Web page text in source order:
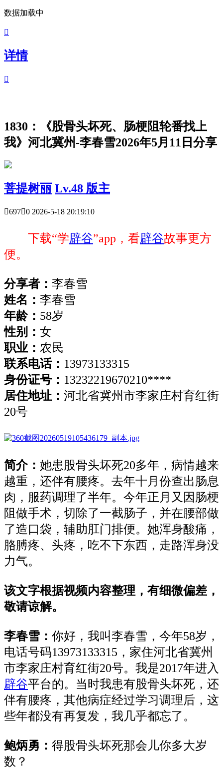
数据加载中

详情

1830：《股骨头坏死、肠梗阻轮番找上
我》河北冀州-李春雪2026年5月11日分享
菩提树丽 Lv.48 版主
6970 2026-5-18 20:19:10
下载“学辟谷”app，看辟谷故事更方
便。
分享者： 李春雪
姓名： 李春雪
年龄： 58岁
性别： 女
职业： 农民
联系电话： 13973133315
身份证号： 13232219670210****
居住地址： 河北省冀州市李家庄村育红街
20号
简介： 她患股骨头坏死20多年 ，病情越来
越重 ，还伴有腰疼。 去年十月份查出肠息
肉，服药调理了半年。 今年正月 又因肠梗
阻做手术，切除了一截肠子，并在腰部做
了造口袋，辅助肛门排便。她浑身酸痛，
胳膊疼、头疼，吃不下东西，走路浑身没
力气。
该文字根据视频内容整理，有细微偏差，
敬请谅解。
李春雪： 你好 ， 我叫李春雪，今年58岁，
电话号码13973133315 ， 家住河北省冀州
市李家庄村育红街20号。 我是2017年进入
辟谷平台的。当时我患有股骨头坏死，还
伴有腰疼，其他病症经过学习调理后，这
些年都没有再复发，我几乎都忘了。
鲍炳勇： 得股骨头坏死那会儿你多大岁
数？